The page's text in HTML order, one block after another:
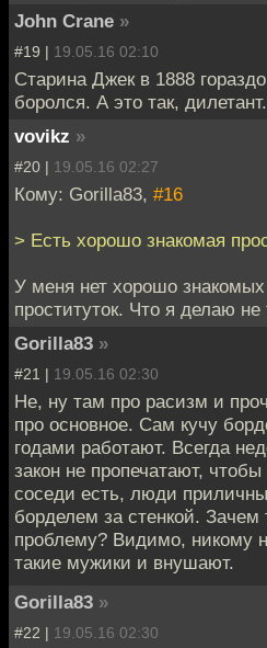
John Crane »
#19 | 19.05.16 02:10
Старина Джек в 1888
боролся. А это так, дилетант.
vovikz »
#20 | 19.05.16 02:27
Кому: Gorilla83, #16
> Есть хорошо знакомая
У меня нет хорошо
проституток. Что я делаю не
Gorilla83 »
#21 | 19.05.16 02:30
Не, ну там про расизм и
про основное. Сам кучу
годами работают. Всегда
закон не пропечатают,
соседи есть, люди
борделем за стенкой.
проблему? Видимо, никому
такие мужики и внушают.
Gorilla83 »
#22 | 19.05.16 02:30